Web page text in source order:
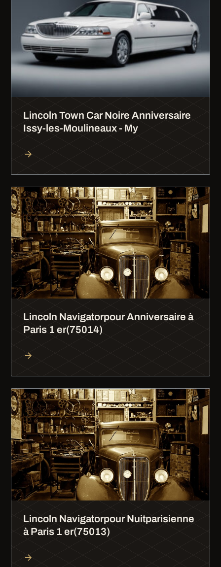
Lincoln Town Car Noire Anniversaire
Issy-les-Moulineaux - My
Lincoln Navigatorpour Anniversaire à
Paris 1 er(75014)
Lincoln Navigatorpour Nuitparisienne
à Paris 1 er(75013)